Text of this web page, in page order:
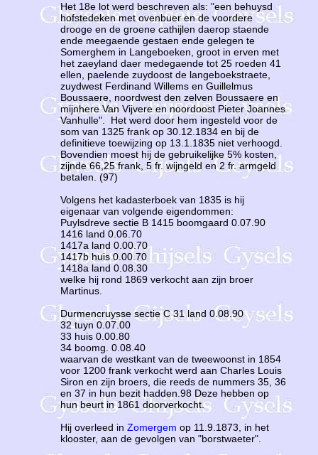
Het 18e lot werd beschreven als: "een behuysd
hofstedeken met ovenbuer en de voordere
drooge en de groene cathijlen daerop staende
ende meegaende gestaen ende gelegen te
Somerghem in Langeboeken, groot in erven met
het zaeyland daer medegaende tot 25 roeden 41
ellen, paelende zuydoost de langeboekstraete,
zuydwest Ferdinand Willems en Guillelmus
Boussaere, noordwest den zelven Boussaere en
mijnhere Van Vijvere en noordoost Pieter Joannes
Vanhulle". Het werd door hem ingesteld voor de
som van 1325 frank op 30.12.1834 en bij de
definitieve toewijzing op 13.1.1835 niet verhoogd.
Bovendien moest hij de gebruikelijke 5% kosten,
zijnde 66,25 frank, 5 fr. wijngeld en 2 fr. armgeld
betalen. (97)
Volgens het kadasterboek van 1835 is hij
eigenaar van volgende eigendommen:
Puylsdreve sectie B 1415 boomgaard 0.07.90
1416 land 0.06.70
1417a land 0.00.70
1417b huis 0.00.70
1418a land 0.08.30
welke hij rond 1869 verkocht aan zijn broer
Martinus.
Durmencruysse sectie C 31 land 0.08.90
32 tuyn 0.07.00
33 huis 0.00.80
34 boomg. 0.08.40
waarvan de westkant van de tweewoonst in 1854
voor 1200 frank verkocht werd aan Charles Louis
Siron en zijn broers, die reeds de nummers 35, 36
en 37 in hun bezit hadden.98 Deze hebben op
hun beurt in 1861 doorverkocht.
Hij overleed in Zomergem op 11.9.1873, in het
klooster, aan de gevolgen van "borstwaeter".